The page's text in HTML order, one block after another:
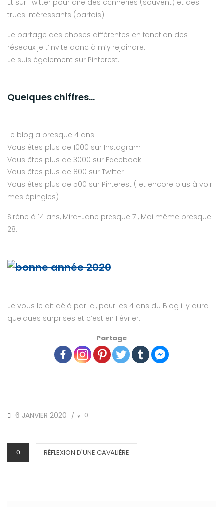
Et sur Twitter pour dire des conneries (souvent) et des
trucs intéressants (parfois).
Je partage des choses différentes en fonction des
réseaux je t’invite donc à m’y rejoindre.
Je suis également sur Pinterest.
Quelques chiffres…
Le blog a presque 4 ans
Vous êtes plus de 1000 sur Instagram
Vous êtes plus de 3000 sur Facebook
Vous êtes plus de 800 sur Twitter
Vous êtes plus de 500 sur Pinterest ( et encore plus à voir
mes épingles)
Sirène à 14 ans, Mira-Jane presque 7 , Moi même presque
28.
Je vous le dit déjà par ici, pour les 4 ans du Blog il y aura
quelques surprises et c’est en Février.
Partage
POSTED
6 JANVIER 2020 / 0
CATEGORIES
RÉFLEXION D'UNE CAVALIÈRE